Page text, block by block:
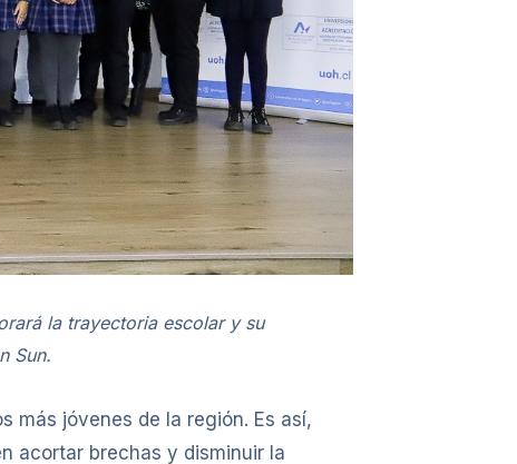
la trayectoria escolar y su
Sun.
más jóvenes de la región. Es así,
acortar brechas y disminuir la